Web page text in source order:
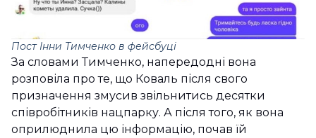
Пост Інни Тимченко в фейсбуці
За словами Тимченко, напередодні вона
розповіла про те, що Коваль після свого
призначення змусив звільнитись десятки
співробітників нацпарку. А після того, як вона
оприлюднила цю інформацію, почав їй